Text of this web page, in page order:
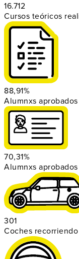
16.712
Cursos teóricos
88,91%
Alumnxs
70,31%
Alumnxs
301
Coches